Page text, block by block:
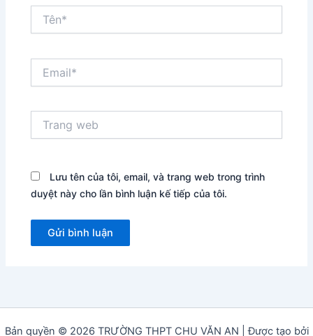
web
Lưu tên của tôi, email, và trang web trong trình
duyệt này cho lần bình luận kế tiếp của tôi.
Bản quyền © 2026 TRƯỜNG THPT CHU VĂN AN | Được tạo bởi